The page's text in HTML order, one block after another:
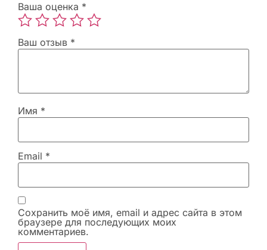
Ваша оценка *
Ваш отзыв *
Имя *
Email *
Сохранить моё имя, email и адрес сайта в этом
браузере для последующих моих
комментариев.